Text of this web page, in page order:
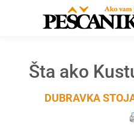
Šta ako
DUBRAVKA